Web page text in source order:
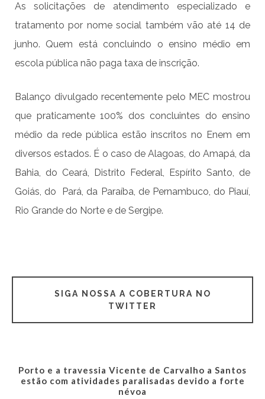
As solicitações de atendimento especializado e
tratamento por nome social também vão até 14 de
junho. Quem está concluindo o ensino médio em
escola pública não paga taxa de inscrição.
Balanço divulgado recentemente pelo MEC mostrou
que praticamente 100% dos concluintes do ensino
médio da rede pública estão inscritos no Enem em
diversos estados. É o caso de Alagoas, do Amapá, da
Bahia, do Ceará, Distrito Federal, Espírito Santo, de
Goiás, do Pará, da Paraíba, de Pernambuco, do Piauí,
Rio Grande do Norte e de Sergipe.
SIGA NOSSA A COBERTURA NO
TWITTER
Porto e a travessia Vicente de Carvalho a Santos
estão com atividades paralisadas devido a forte
névoa